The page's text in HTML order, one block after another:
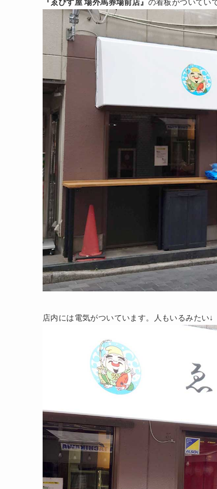
『ゑびす屋 場外馬券場前店』 の看板がついてい
店内には電気がついています。人もいるみたい↓